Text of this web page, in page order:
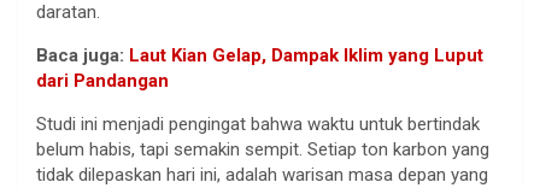
daratan.
Baca juga: Laut Kian Gelap, Dampak Iklim yang Luput
dari Pandangan
Studi ini menjadi pengingat bahwa waktu untuk bertindak
belum habis, tapi semakin sempit. Setiap ton karbon yang
tidak dilepaskan hari ini, adalah warisan masa depan yang